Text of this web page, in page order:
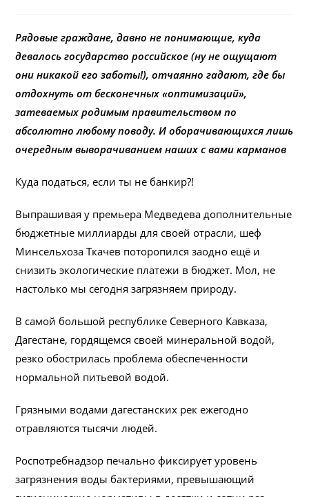
Рядовые граждане, давно не понимающие, куда
девалось государство российское (ну не ощущают
они никакой его заботы!), отчаянно гадают, где бы
отдохнуть от бесконечных «оптимизаций»,
затеваемых родимым правительством по
абсолютно любому поводу. И оборачивающихся лишь
очередным выворачиванием наших с вами карманов
Куда податься, если ты не банкир?!
Выпрашивая у премьера Медведева дополнительные
бюджетные миллиарды для своей отрасли, шеф
Минсельхоза Ткачев поторопился заодно ещё и
снизить экологические платежи в бюджет. Мол, не
настолько мы сегодня загрязняем природу.
В самой большой республике Северного Кавказа,
Дагестане, гордящемся своей минеральной водой,
резко обострилась проблема обеспеченности
нормальной питьевой водой.
Грязными водами дагестанских рек ежегодно
отравляются тысячи людей.
Роспотребнадзор печально фиксирует уровень
загрязнения воды бактериями, превышающий